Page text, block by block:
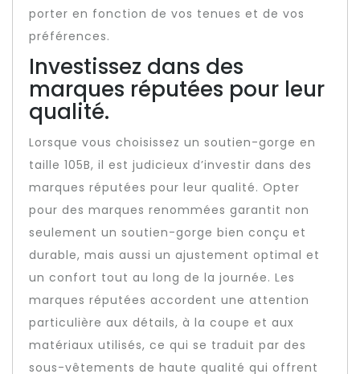
porter en fonction de vos tenues et de vos
préférences.
Investissez dans des
marques réputées pour leur
qualité.
Lorsque vous choisissez un soutien-gorge en
taille 105B, il est judicieux d’investir dans des
marques réputées pour leur qualité. Opter
pour des marques renommées garantit non
seulement un soutien-gorge bien conçu et
durable, mais aussi un ajustement optimal et
un confort tout au long de la journée. Les
marques réputées accordent une attention
particulière aux détails, à la coupe et aux
matériaux utilisés, ce qui se traduit par des
sous-vêtements de haute qualité qui offrent